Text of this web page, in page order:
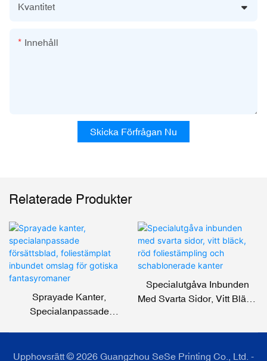
Kvantitet
Innehåll
Skicka Förfrågan Nu
Relaterade Produkter
Sprayade Kanter,
Specialanpassade
Gotiska Fantasyromaner
Specialutgåva Inbunden
Med Svarta Sidor, Vitt Bläck,
Upphovsrätt © 2026 Guangzhou SeSe Printing Co., Ltd. -